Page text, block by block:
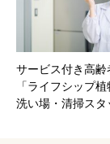
サービス付き高
「ライフシップ
洗い場・清掃スタ